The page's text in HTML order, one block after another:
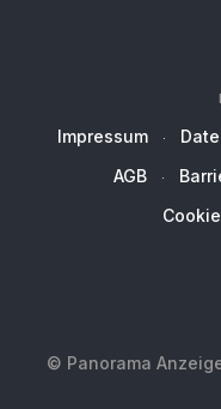
Impressum
AGB
© Panorama